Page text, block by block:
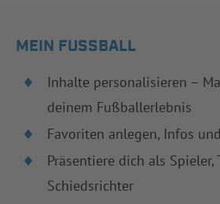
MEIN FUSSBALL
Inhalte personalisieren –
deinem Fußballerlebnis
Favoriten anlegen, Infos
Präsentiere dich als Spieler,
Schiedsrichter